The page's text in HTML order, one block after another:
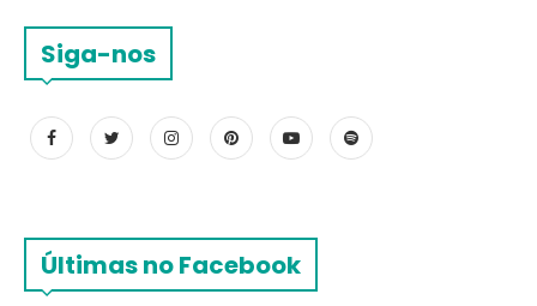
Siga-nos
Últimas no Facebook